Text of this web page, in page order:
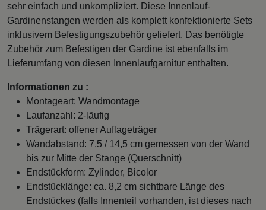
sehr einfach und unkompliziert. Diese Innenlauf-
Gardinenstangen werden als komplett konfektionierte Sets
inklusivem Befestigungszubehör geliefert. Das benötigte
Zubehör zum Befestigen der Gardine ist ebenfalls im
Lieferumfang von diesen Innenlaufgarnitur enthalten.
Informationen zu :
Montageart: Wandmontage
Laufanzahl: 2-läufig
Trägerart: offener Auflageträger
Wandabstand: 7,5 / 14,5 cm gemessen von der Wand
bis zur Mitte der Stange (Querschnitt)
Endstückform: Zylinder, Bicolor
Endstücklänge: ca. 8,2 cm sichtbare Länge des
Endstückes (falls Innenteil vorhanden, ist dieses nach